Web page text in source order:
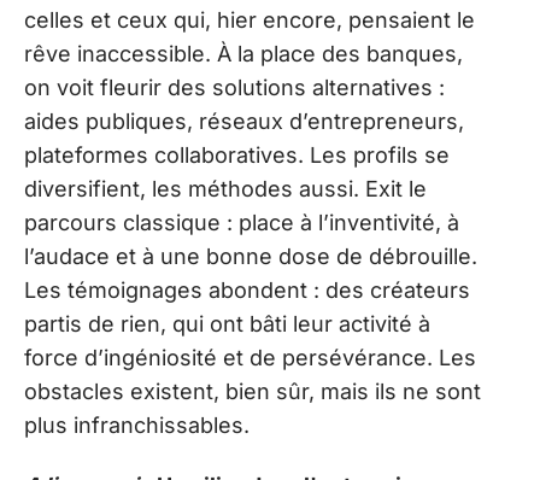
celles et ceux qui, hier encore, pensaient le
rêve inaccessible. À la place des banques,
on voit fleurir des solutions alternatives :
aides publiques, réseaux d’entrepreneurs,
plateformes collaboratives. Les profils se
diversifient, les méthodes aussi. Exit le
parcours classique : place à l’inventivité, à
l’audace et à une bonne dose de débrouille.
Les témoignages abondent : des créateurs
partis de rien, qui ont bâti leur activité à
force d’ingéniosité et de persévérance. Les
obstacles existent, bien sûr, mais ils ne sont
plus infranchissables.